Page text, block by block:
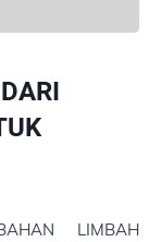
LIMBAH